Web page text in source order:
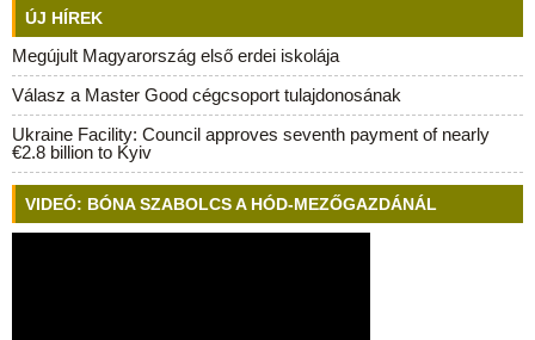
ÚJ HÍREK
Megújult Magyarország első erdei iskolája
Válasz a Master Good cégcsoport tulajdonosának
Ukraine Facility: Council approves seventh payment of nearly
€2.8 billion to Kyiv
VIDEÓ: BÓNA SZABOLCS A HÓD-MEZŐGAZDÁNÁL